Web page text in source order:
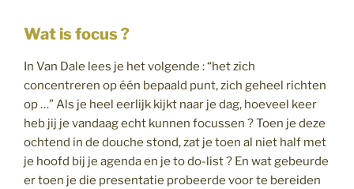
Wat is focus ?
In Van Dale lees je het volgende : “het zich
concentreren op één bepaald punt, zich geheel richten
op …” Als je heel eerlijk kijkt naar je dag, hoeveel keer
heb jij je vandaag echt kunnen focussen ? Toen je deze
ochtend in de douche stond, zat je toen al niet half met
je hoofd bij je agenda en je to do-list ? En wat gebeurde
er toen je die presentatie probeerde voor te bereiden